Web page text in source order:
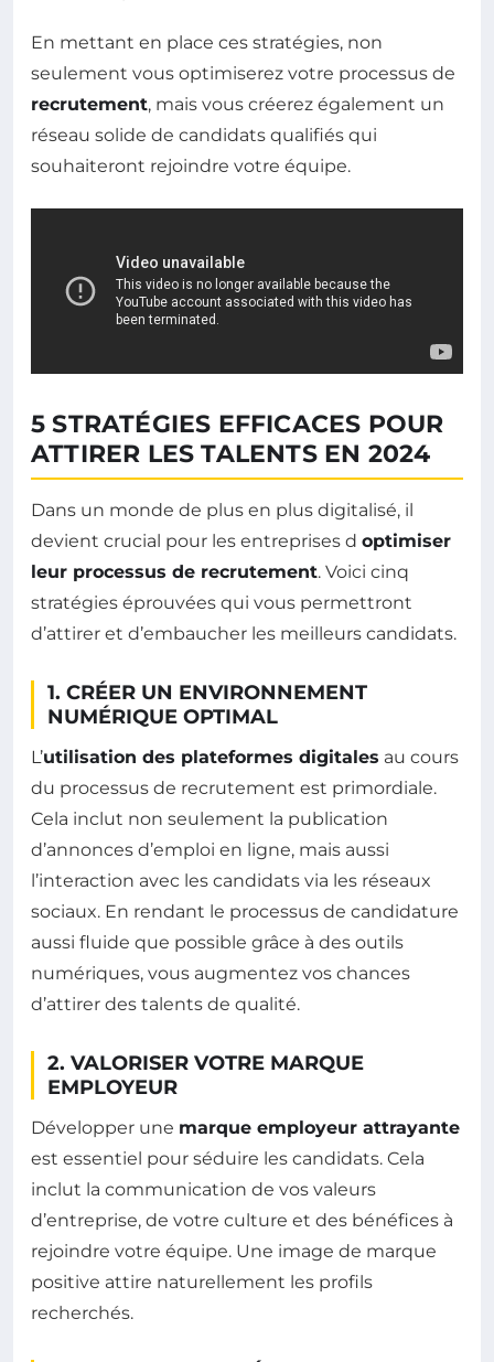
En mettant en place ces stratégies, non
seulement vous optimiserez votre processus de
recrutement, mais vous créerez également un
réseau solide de candidats qualifiés qui
souhaiteront rejoindre votre équipe.
5 STRATÉGIES EFFICACES POUR
ATTIRER LES TALENTS EN 2024
Dans un monde de plus en plus digitalisé, il
devient crucial pour les entreprises d optimiser
leur processus de recrutement. Voici cinq
stratégies éprouvées qui vous permettront
d’attirer et d’embaucher les meilleurs candidats.
1. CRÉER UN ENVIRONNEMENT
NUMÉRIQUE OPTIMAL
L’utilisation des plateformes digitales au cours
du processus de recrutement est primordiale.
Cela inclut non seulement la publication
d’annonces d’emploi en ligne, mais aussi
l’interaction avec les candidats via les réseaux
sociaux. En rendant le processus de candidature
aussi fluide que possible grâce à des outils
numériques, vous augmentez vos chances
d’attirer des talents de qualité.
2. VALORISER VOTRE MARQUE
EMPLOYEUR
Développer une marque employeur attrayante
est essentiel pour séduire les candidats. Cela
inclut la communication de vos valeurs
d’entreprise, de votre culture et des bénéfices à
rejoindre votre équipe. Une image de marque
positive attire naturellement les profils
recherchés.